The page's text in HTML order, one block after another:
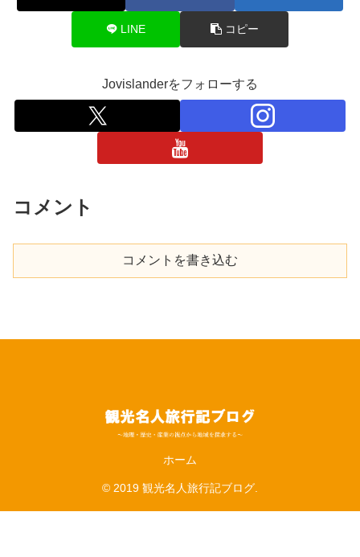
LINE コピー
Jovislanderをフォローする
コメント
コメントを書き込む
ホーム
© 2019 観光名人旅行記ブログ.